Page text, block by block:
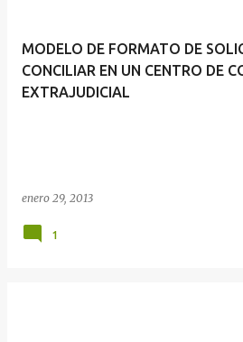
MODELO DE FORMATO DE
CONCILIAR EN UN CENTRO DE
EXTRAJUDICIAL
enero 29, 2013
1